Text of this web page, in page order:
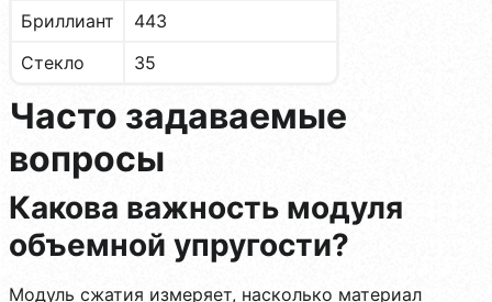
Бриллиант
443
Стекло
35
Часто задаваемые
вопросы
Какова важность модуля
объемной упругости?
Модуль сжатия измеряет, насколько материал